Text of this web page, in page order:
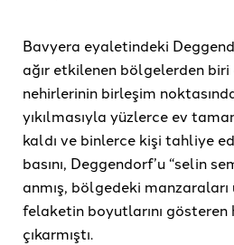
Bavyera eyaletindeki
ağır etkilenen bölgelerden
nehirlerinin birleşim
yıkılmasıyla yüzlerce ev
kaldı ve binlerce kişi tahliye
basını, Deggendorf’u “selin
anmış, bölgedeki
felaketin boyutlarını gösteren
çıkarmıştı.